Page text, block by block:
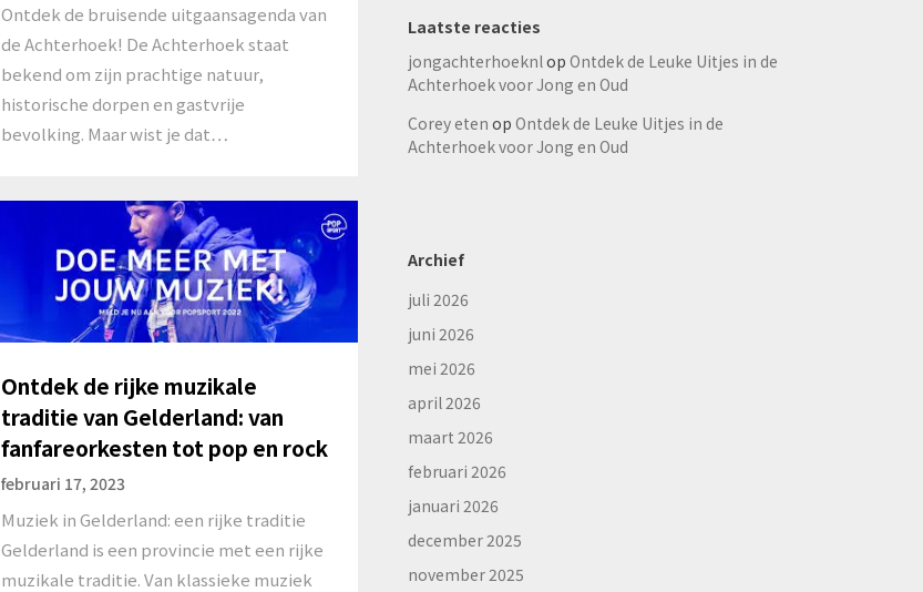
Ontdek de bruisende uitgaansagenda van
de Achterhoek! De Achterhoek staat
bekend om zijn prachtige natuur,
historische dorpen en gastvrije
bevolking. Maar wist je dat…
Ontdek de rijke muzikale
traditie van Gelderland: van
fanfareorkesten tot pop en rock
februari 17, 2023
Muziek in Gelderland: een rijke traditie
Gelderland is een provincie met een rijke
muzikale traditie. Van klassieke muziek
Laatste reacties
jongachterhoeknlop Ontdek de Leuke Uitjes in de
Achterhoek voor Jong en Oud
Corey eten op Ontdek de Leuke Uitjes in de
Achterhoek voor Jong en Oud
Archief
juli 2026
juni 2026
mei 2026
april 2026
maart 2026
februari 2026
januari 2026
december 2025
november 2025